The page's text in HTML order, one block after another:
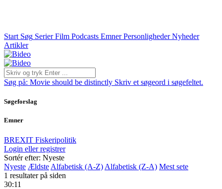
Start Søg Serier Film Podcasts Emner Personligheder Nyheder
Artikler
Søg på: Movie should be distinctly Skriv et søgeord i søgefeltet.
Søgeforslag
Emner
BREXIT Fiskeripolitik
Login eller registrer
Sortér efter: Nyeste
Nyeste Ældste Alfabetisk (A-Z) Alfabetisk (Z-A) Mest sete
1 resultater på siden
30:11